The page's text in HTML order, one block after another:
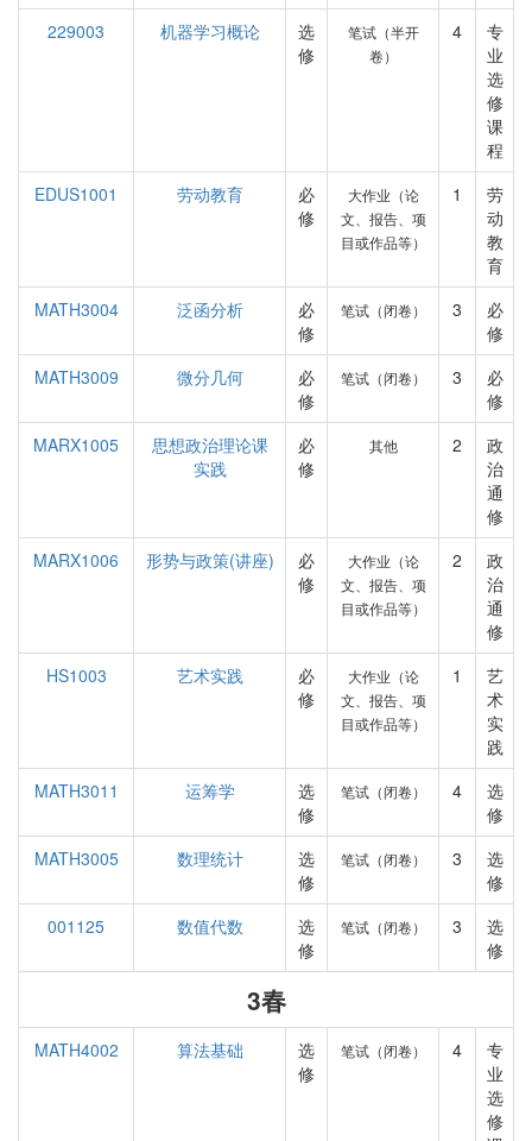
229003
机器学习概论
选
修
笔试（半开
卷）
4
专
业
选
修
课
程
EDUS1001
劳动教育
必
修
大作业（论
文、报告、项
目或作品等）
1
劳
动
教
育
MATH3004
泛函分析
必
修
笔试（闭卷） 3
必
修
MATH3009
微分几何
必
修
笔试（闭卷） 3
必
修
MARX1005
思想政治理论课
实践
必
修
其他 2
政
治
通
修
MARX1006
形势与政策(讲座)
必
修
大作业（论
文、报告、项
目或作品等）
2
政
治
通
修
HS1003
艺术实践
必
修
大作业（论
文、报告、项
目或作品等）
1
艺
术
实
践
MATH3011
运筹学
选
修
笔试（闭卷） 4
选
修
MATH3005
数理统计
选
修
笔试（闭卷） 3
选
修
001125
数值代数
选
修
笔试（闭卷） 3
选
修
3春
MATH4002 算法基础
选
修
笔试（闭卷） 4
专
业
选
修